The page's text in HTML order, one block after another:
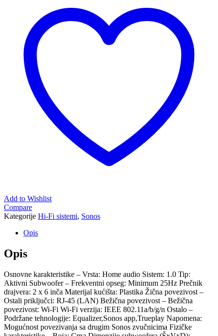
Add to Wishlist
Compare
Kategorije Hi-Fi sistemi, Sonos
Opis
Opis
Osnovne karakteristike – Vrsta: Home audio Sistem: 1.0 Tip:
Aktivni Subwoofer – Frekventni opseg: Minimum 25Hz Prečnik
drajvera: 2 x 6 inča Materijal kućišta: Plastika Žična povezivost –
Ostali priključci: RJ-45 (LAN) Bežična povezivost – Bežična
povezivost: Wi-Fi Wi-Fi verzija: IEEE 802.11a/b/g/n Ostalo –
Podržane tehnologije: Equalizer,Sonos app,Trueplay Napomena:
Mogućnost povezivanja sa drugim Sonos zvučnicima Fizičke